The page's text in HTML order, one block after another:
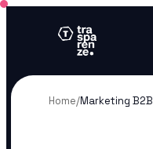
Home/Marketing B2B